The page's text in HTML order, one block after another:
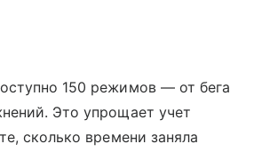
150 режимов — от бега
Это упрощает учет
сколько времени заняла